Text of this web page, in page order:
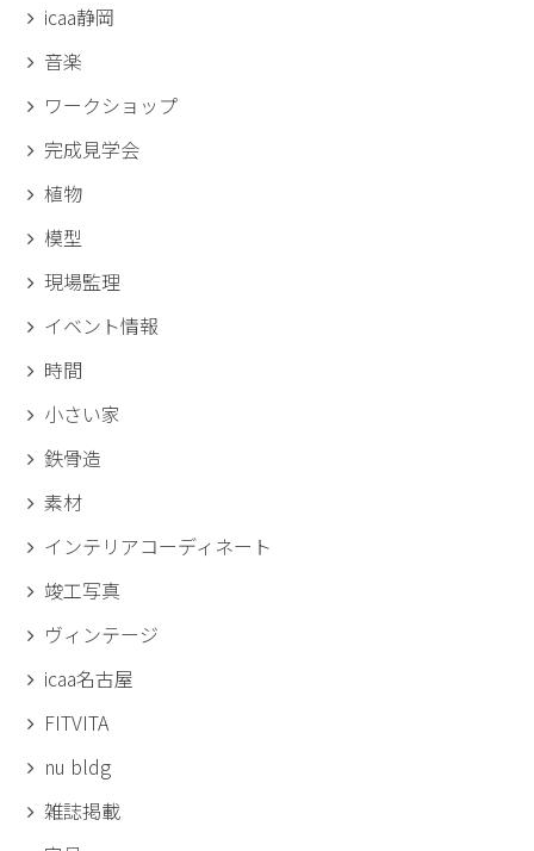
icaa静岡
音楽
ワークショップ
完成見学会
植物
模型
現場監理
イベント情報
時間
小さい家
鉄骨造
素材
インテリアコーディネート
竣工写真
ヴィンテージ
icaa名古屋
FITVITA
nu bldg
雑誌掲載